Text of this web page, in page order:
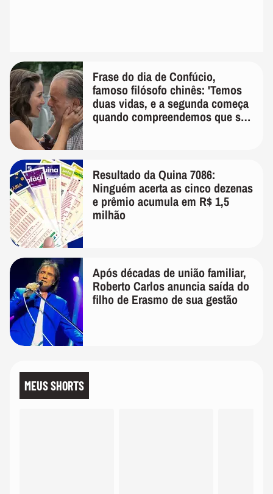
Frase do dia de Confúcio,
famoso filósofo chinês: 'Temos
duas vidas, e a segunda começa
quando compreendemos que só
Resultado da Quina 7086:
Ninguém acerta as cinco dezenas
e prêmio acumula em R$ 1,5
milhão
Após décadas de união familiar,
Roberto Carlos anuncia saída do
filho de Erasmo de sua gestão
MEUS SHORTS